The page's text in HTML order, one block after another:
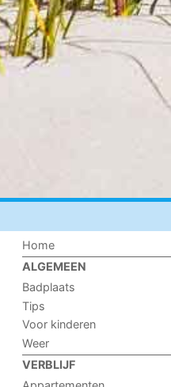
Home
ALGEMEEN
Badplaats
Tips
Voor kinderen
Weer
VERBLIJF